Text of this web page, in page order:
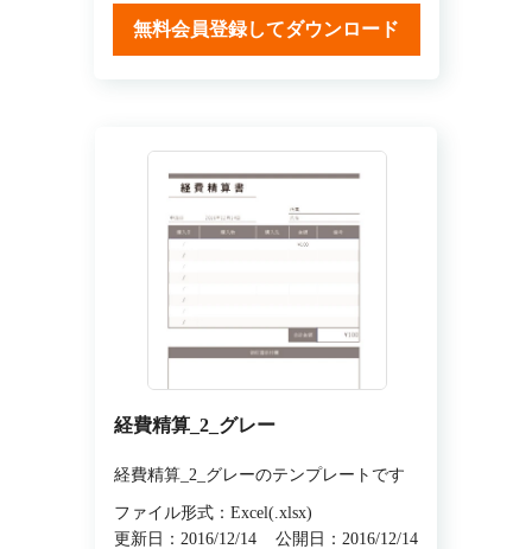
無料会員登録してダウンロード
経費精算_2_グレー
経費精算_2_グレーのテンプレートです
ファイル形式：Excel(.xlsx)
更新日：2016/12/14
公開日：2016/12/14